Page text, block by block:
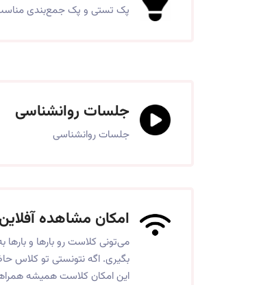
پک تستی و پک جمع‌بندی
جلسات روانشناسی
جلسات روانشناسی
امکان مشاهده آفلاین
می‌تونی کلاست رو بارها و بارها
بگیری. اگه نتونستی تو کلاس
این امکان کلاست همیشه